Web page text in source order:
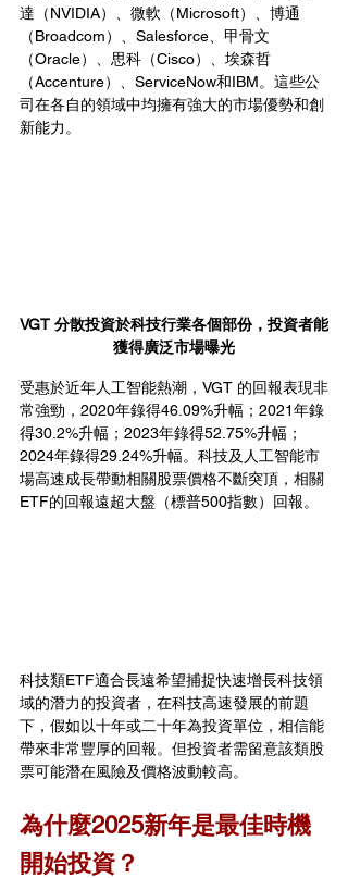
達（NVIDIA）、微軟（Microsoft）、博通
（Broadcom）、Salesforce、甲骨文
（Oracle）、思科（Cisco）、埃森哲
（Accenture）、ServiceNow和IBM。這些公
司在各自的領域中均擁有強大的市場優勢和創
新能力。
VGT 分散投資於科技行業各個部份，投資者能
獲得廣泛市場曝光
受惠於近年人工智能熱潮，VGT 的回報表現非
常強勁，2020年錄得46.09%升幅；2021年錄
得30.2%升幅；2023年錄得52.75%升幅；
2024年錄得29.24%升幅。科技及人工智能市
場高速成長帶動相關股票價格不斷突頂，相關
ETF的回報遠超大盤（標普500指數）回報。
科技類ETF適合長遠希望捕捉快速增長科技領
域的潛力的投資者，在科技高速發展的前題
下，假如以十年或二十年為投資單位，相信能
帶來非常豐厚的回報。但投資者需留意該類股
票可能潛在風險及價格波動較高。
為什麼2025新年是最佳時機
開始投資？